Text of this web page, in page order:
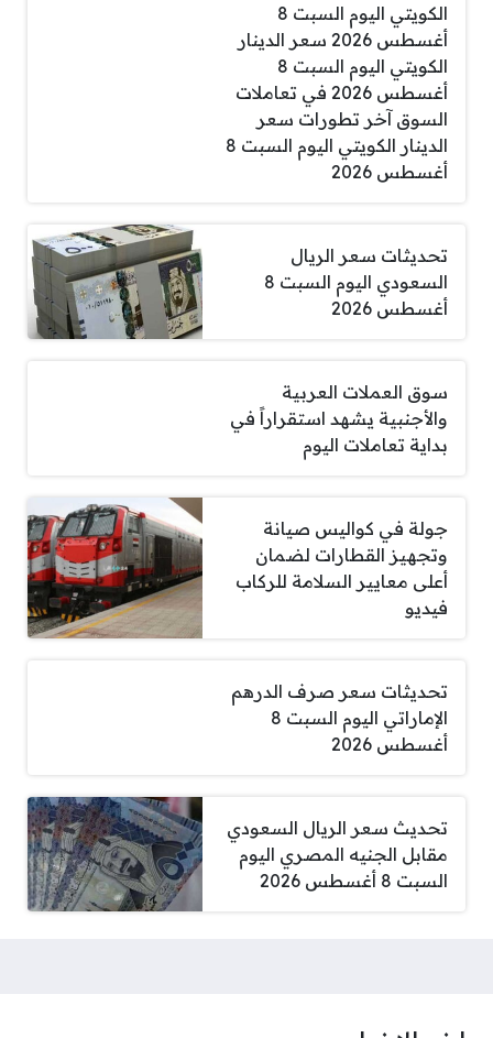
الكويتي اليوم السبت 8
أغسطس 2026 سعر الدينار
الكويتي اليوم السبت 8
أغسطس 2026 في تعاملات
السوق آخر تطورات سعر
الدينار الكويتي اليوم السبت 8
أغسطس 2026
تحديثات سعر الريال
السعودي اليوم السبت 8
أغسطس 2026
سوق العملات العربية
والأجنبية يشهد استقراراً في
بداية تعاملات اليوم
جولة في كواليس صيانة
وتجهيز القطارات لضمان
أعلى معايير السلامة للركاب
فيديو
تحديثات سعر صرف الدرهم
الإماراتي اليوم السبت 8
أغسطس 2026
تحديث سعر الريال السعودي
مقابل الجنيه المصري اليوم
السبت 8 أغسطس 2026